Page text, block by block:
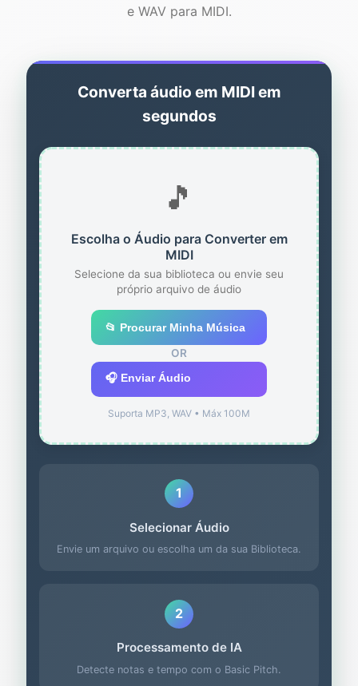
e WAV para MIDI.
Converta áudio em MIDI em
segundos
🎵
Escolha o Áudio para Converter em
MIDI
Selecione da sua biblioteca ou envie seu
próprio arquivo de áudio
📂 Procurar Minha Música
OR
🎧 Enviar Áudio
Suporta MP3, WAV • Máx 100M
1
Selecionar Áudio
Envie um arquivo ou escolha um da sua Biblioteca.
2
Processamento de IA
Detecte notas e tempo com o Basic Pitch.